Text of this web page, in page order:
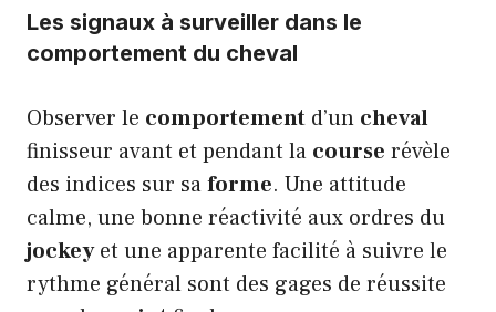
Les signaux à surveiller dans le
comportement du cheval
Observer le comportement d’un cheval
finisseur avant et pendant la course révèle
des indices sur saforme. Une attitude
calme, une bonne réactivité aux ordres du
jockeyet une apparente facilité à suivre le
rythme général sont des gages de réussite